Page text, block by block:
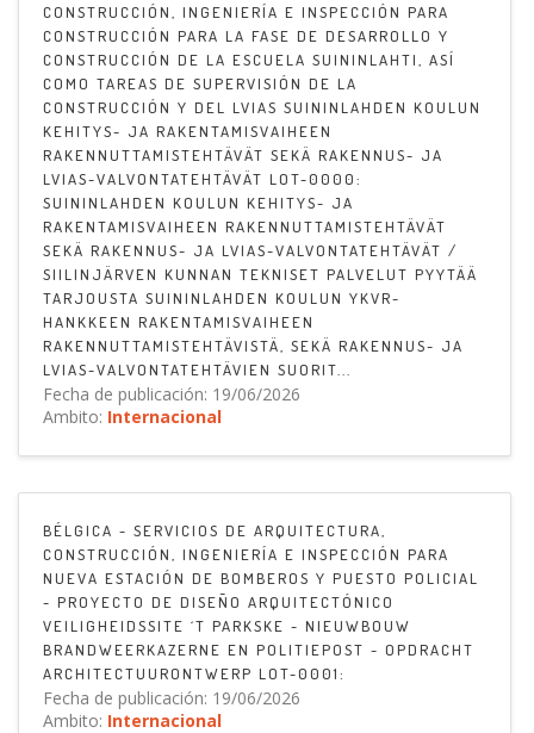
CONSTRUCCIÓN, INGENIERÍA E INSPECCIÓN PARA
CONSTRUCCIÓN PARA LA FASE DE DESARROLLO Y
CONSTRUCCIÓN DE LA ESCUELA SUININLAHTI, ASÍ
COMO TAREAS DE SUPERVISIÓN DE LA
CONSTRUCCIÓN Y DEL LVIAS SUININLAHDEN KOULUN
KEHITYS- JA RAKENTAMISVAIHEEN
RAKENNUTTAMISTEHTÄVÄT SEKÄ RAKENNUS- JA
LVIAS-VALVONTATEHTÄVÄT LOT-0000:
SUININLAHDEN KOULUN KEHITYS- JA
RAKENTAMISVAIHEEN RAKENNUTTAMISTEHTÄVÄT
SEKÄ RAKENNUS- JA LVIAS-VALVONTATEHTÄVÄT /
SIILINJÄRVEN KUNNAN TEKNISET PALVELUT PYYTÄÄ
TARJOUSTA SUININLAHDEN KOULUN YKVR-
HANKKEEN RAKENTAMISVAIHEEN
RAKENNUTTAMISTEHTÄVISTÄ, SEKÄ RAKENNUS- JA
LVIAS-VALVONTATEHTÄVIEN SUORIT...
Fecha de publicación: 19/06/2026
Ambito: Internacional
BÉLGICA - SERVICIOS DE ARQUITECTURA,
CONSTRUCCIÓN, INGENIERÍA E INSPECCIÓN PARA
NUEVA ESTACIÓN DE BOMBEROS Y PUESTO POLICIAL
- PROYECTO DE DISEÑO ARQUITECTÓNICO
VEILIGHEIDSSITE ´T PARKSKE - NIEUWBOUW
BRANDWEERKAZERNE EN POLITIEPOST - OPDRACHT
ARCHITECTUURONTWERP LOT-0001:
Fecha de publicación: 19/06/2026
Ambito: Internacional